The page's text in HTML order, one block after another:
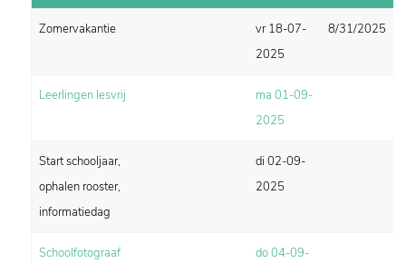
Zomervakantie
vr 18-07-
2025
8/31/2025
Leerlingen lesvrij
ma 01-09-
2025
Start schooljaar,
ophalen rooster,
informatiedag
di 02-09-
2025
Schoolfotograaf
do 04-09-